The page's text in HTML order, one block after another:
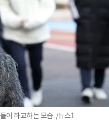
이 하교하는 모습. /뉴스1